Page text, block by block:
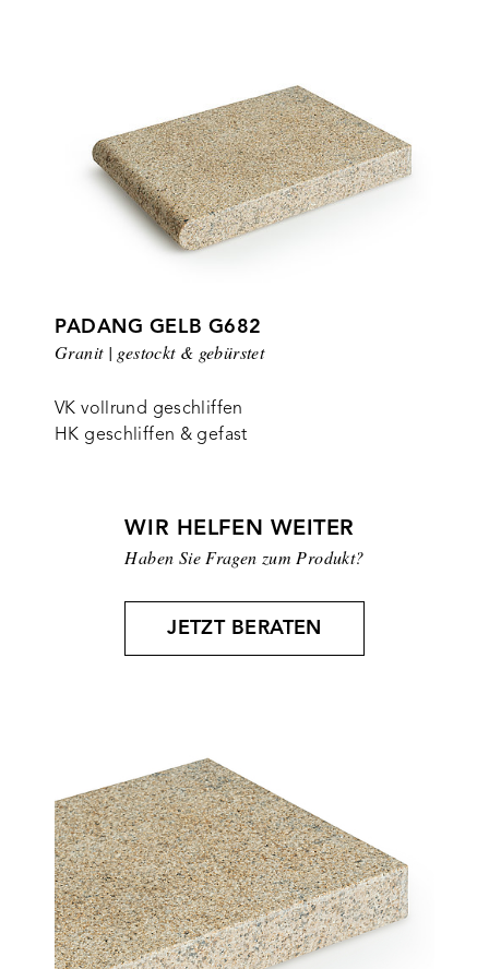
PADANG GELB G682
Granit | gestockt & gebürstet
VK vollrund geschliffen
HK geschliffen & gefast
WIR HELFEN WEITER
Haben Sie Fragen zum Produkt?
JETZT BERATEN